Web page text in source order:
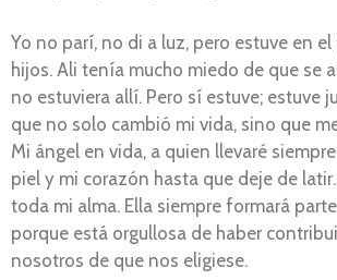
Yo no parí, no di a luz, pero estuve en
hijos. Ali tenía mucho miedo de que se
no estuviera allí. Pero sí estuve; estuve
que no solo cambió mi vida, sino que
Mi ángel en vida, a quien llevaré
piel y mi corazón hasta que deje de
toda mi alma. Ella siempre formará
porque está orgullosa de haber
nosotros de que nos eligiese.